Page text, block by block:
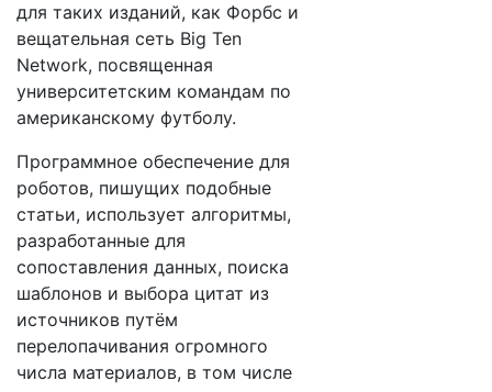
для таких изданий, как Форбс и
вещательная сеть Big Ten
Network, посвященная
университетским командам по
американскому футболу.
Программное обеспечение для
роботов, пишущих подобные
статьи, использует алгоритмы,
разработанные для
сопоставления данных, поиска
шаблонов и выбора цитат из
источников путём
перелопачивания огромного
числа материалов, в том числе